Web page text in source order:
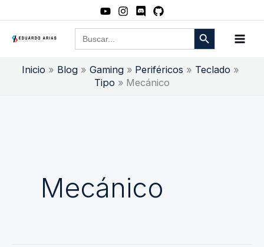
contenido
Buscar: Botón de búsqueda
Inicio Blog Gaming Periféricos
Teclado
Tipo
Mecánico
Mecánico